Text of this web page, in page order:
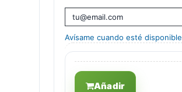
Avísame cuando esté disponible
Añadir